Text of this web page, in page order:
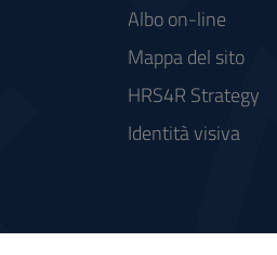
Albo on-line
Mappa del sito
HRS4R Strategy
Identità visiva